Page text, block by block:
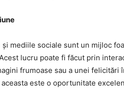
mediile sociale sunt un mijloc
lucru poate fi făcut prin
frumoase sau a unei felicitări
este o oportunitate